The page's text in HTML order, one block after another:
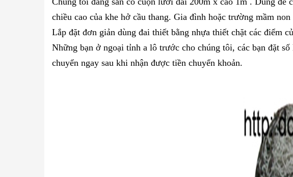
chiều cao của khe hở cầu thang. Gia đình hoặc trường mầm
Lắp đặt đơn giản dùng đai thiết bằng nhựa thiết chặt các điểm
Những bạn ở ngoại tỉnh a lô trước cho chúng tôi, các bạn đặt
chuyển ngay sau khi nhận được tiền chuyển khoản.